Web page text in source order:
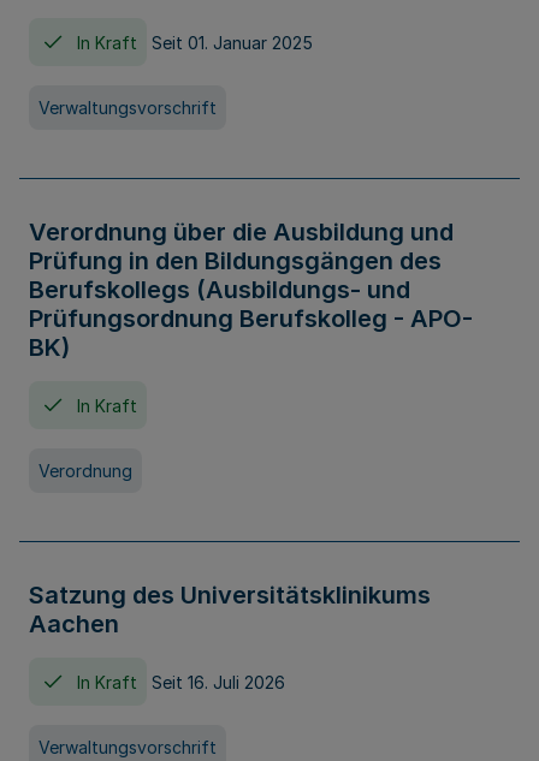
In Kraft Seit 01. Januar 2025
Verwaltungsvorschrift
Verordnung über die Ausbildung und
Prüfung in den Bildungsgängen des
Berufskollegs (Ausbildungs- und
Prüfungsordnung Berufskolleg - APO-
BK)
In Kraft
Verordnung
Satzung des Universitätsklinikums
Aachen
In Kraft Seit 16. Juli 2026
Verwaltungsvorschrift